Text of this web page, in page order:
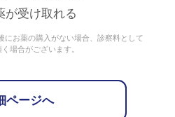
が受け取れる
にお薬の購入がない場合、診察料として
場合がございます。
ページへ